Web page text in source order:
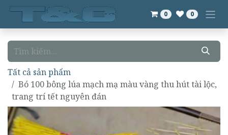
Bỏ qua để đến Nội dung
0 0
Tất cả sản phẩm
Bó 100 bông lúa mạch mạ màu vàng thu hút tài lộc,
trang trí tết nguyên đán